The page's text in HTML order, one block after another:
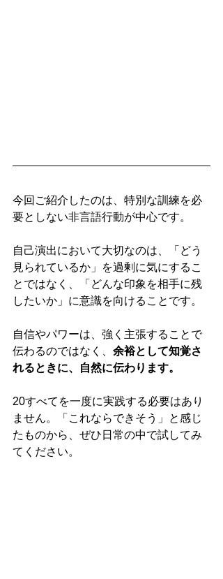
今回ご紹介したのは、特別な訓練を必
要としない非言語行動が中心です。
自己演出において大切なのは、「どう
見られているか」を過剰に気にするこ
とではなく、「どんな印象を相手に残
したいか」に意識を向けることです。
自信やパワーは、強く主張することで
伝わるのではなく、 余裕として知覚さ
れるときに、自然に伝わります。
20すべてを一度に実践する必要はあり
ません。「これならできそう」と感じ
たものから、ぜひ日常の中で試してみ
てください。